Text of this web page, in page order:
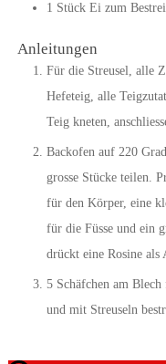
1 Stück Ei zum
Anleitungen
Für die Streusel, alle
Hefeteig, alle
Teig kneten,
Backofen auf 220
grosse Stücke teilen.
für den Körper, eine
für die Füsse und ein
drückt eine Rosine als
5 Schäfchen am
und mit Streuseln